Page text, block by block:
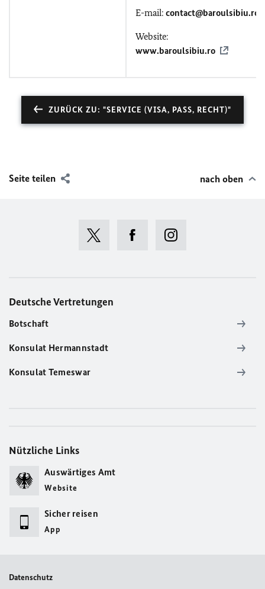
E-mail: contact@baroulsibiu.ro
Website:
www.baroulsibiu.ro
ZURÜCK ZU: "SERVICE (VISA, PASS, RECHT)"
Seite teilen nach oben
Deutsche Vertretungen
Botschaft
Konsulat Hermannstadt
Konsulat Temeswar
Nützliche Links
Auswärtiges Amt
Website
Sicher reisen
App
Datenschutz